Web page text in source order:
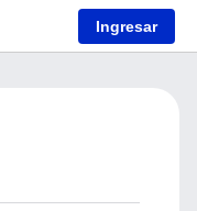
Ingresar